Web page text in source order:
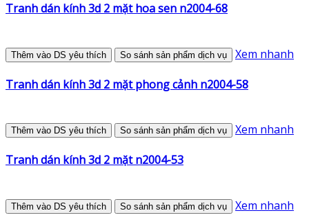
Tranh dán kính 3d 2 mặt hoa sen n2004-68
Thêm vào DS yêu thích So sánh sản phẩm dịch vụ Xem nhanh
Tranh dán kính 3d 2 mặt phong cảnh n2004-58
Thêm vào DS yêu thích So sánh sản phẩm dịch vụ Xem nhanh
Tranh dán kính 3d 2 mặt n2004-53
Thêm vào DS yêu thích So sánh sản phẩm dịch vụ Xem nhanh